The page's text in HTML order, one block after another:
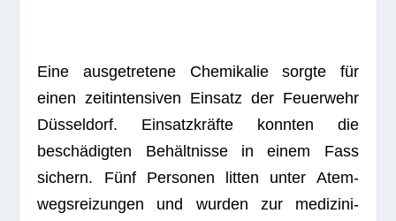
Eine aus­ge­tre­tene Che­mi­ka­lie sorgte für
einen zeit­in­ten­si­ven Ein­satz der Feu­er­wehr
Düs­sel­dorf. Ein­satz­kräfte konn­ten die
beschä­dig­ten Behält­nisse in einem Fass
sichern. Fünf Per­so­nen lit­ten unter Atem­
wegs­rei­zun­gen und wur­den zur medi­zi­ni­